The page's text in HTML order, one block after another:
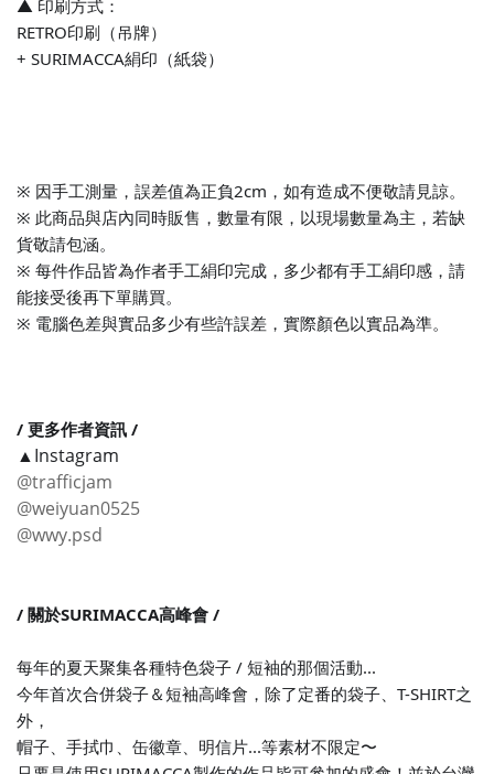
▲ 印刷方式：
RETRO印刷（吊牌）
+ SURIMACCA絹印（紙袋）
※ 因手工測量，誤差值為正負2cm，如有造成不便敬請見諒。
※ 此商品與店內同時販售，數量有限，以現場數量為主，若缺
貨敬請包涵。
※ 每件作品皆為作者手工絹印完成，多少都有手工絹印感，請
能接受後再下單購買。
※ 電腦色差與實品多少有些許誤差，實際顏色以實品為準。
/ 更多作者資訊 /
▲Instagram
@trafficjam
@weiyuan0525
@wwy.psd
/ 關於SURIMACCA高峰會 /
每年的夏天聚集各種特色袋子 / 短袖的那個活動...
今年首次合併袋子＆短袖高峰會， 除了定番的袋子、T-SHIRT之
外，
帽子、手拭巾、缶徽章、明信片...等素材不限定〜